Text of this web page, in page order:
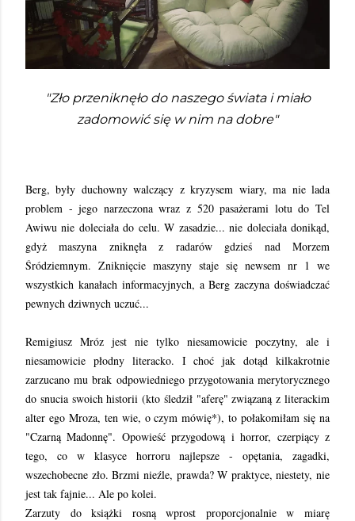
"Zło przeniknęło do naszego świata i miało
zadomowić się w nim na dobre"
Berg, były duchowny walczący z kryzysem wiary, ma nie lada
problem - jego narzeczona wraz z 520 pasażerami lotu do Tel
Awiwu nie doleciała do celu. W zasadzie... nie doleciała donikąd,
gdyż maszyna zniknęła z radarów gdzieś nad Morzem
Śródziemnym. Zniknięcie maszyny staje się newsem nr 1 we
wszystkich kanałach informacyjnych, a Berg zaczyna doświadczać
pewnych dziwnych uczuć...
Remigiusz Mróz jest nie tylko niesamowicie poczytny, ale i
niesamowicie płodny literacko. I choć jak dotąd kilkakrotnie
zarzucano mu brak odpowiedniego przygotowania merytorycznego
do snucia swoich historii (kto śledził "aferę" związaną z literackim
alter ego Mroza, ten wie, o czym mówię*), to połakomiłam się na
"Czarną Madonnę". Opowieść przygodową i horror, czerpiący z
tego, co w klasyce horroru najlepsze - opętania, zagadki,
wszechobecne zło. Brzmi nieźle, prawda? W praktyce, niestety, nie
jest tak fajnie... Ale po kolei.
Zarzuty do książki rosną wprost proporcjonalnie w miarę